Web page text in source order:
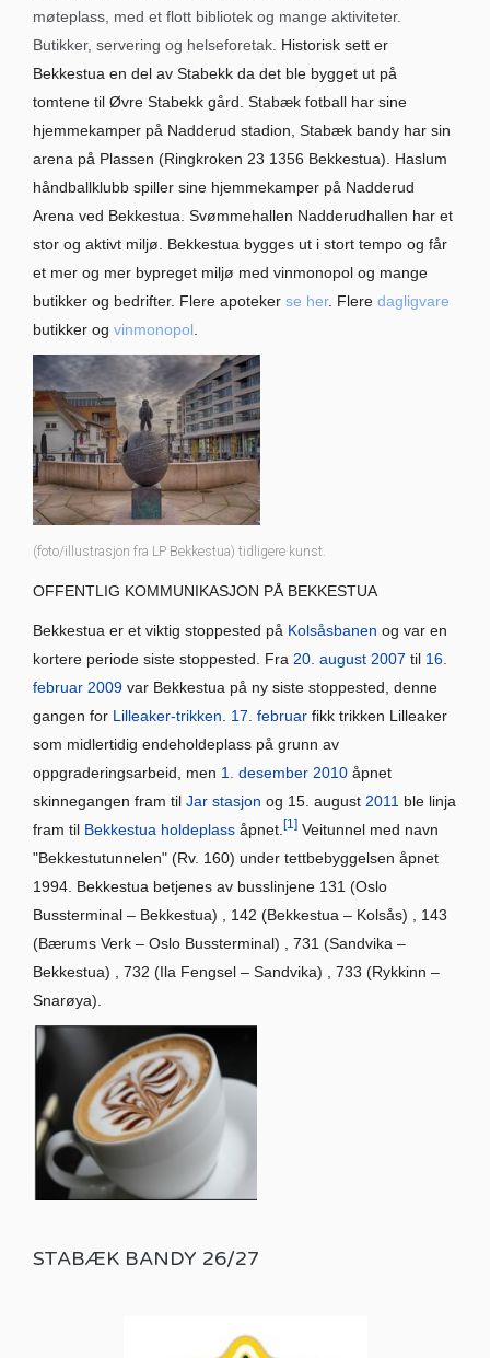
møteplass, med et flott bibliotek og mange aktiviteter.
Butikker, servering og helseforetak. Historisk sett er
Bekkestua en del av Stabekk da det ble bygget ut på
tomtene til Øvre Stabekk gård. Stabæk fotball har sine
hjemmekamper på Nadderud stadion, Stabæk bandy har sin
arena på Plassen (Ringkroken 23 1356 Bekkestua). Haslum
håndballklubb spiller sine hjemmekamper på Nadderud
Arena ved Bekkestua. Svømmehallen Nadderudhallen har et
stor og aktivt miljø. Bekkestua bygges ut i stort tempo og får
et mer og mer bypreget miljø med vinmonopol og mange
butikker og bedrifter. Flere apoteker se her. Flere dagligvare
butikker og vinmonopol
(foto/illustrasjon fra LP Bekkestua) tidligere kunst.
OFFENTLIG KOMMUNIKASJON PÅ BEKKESTUA
Bekkestua er et viktig stoppested på Kolsåsbanen og var en
kortere periode siste stoppested. Fra 20. august 2007 til 16.
februar 2009 var Bekkestua på ny siste stoppested, denne
gangen for Lilleaker-trikken 17. februar fikk trikken Lilleaker
som midlertidig endeholdeplass på grunn av
oppgraderingsarbeid, men 1. desember 2010 åpnet
skinnegangen fram til Jar stasjon og 15. august 2011 ble linja
fram til Bekkestua holdeplass åpnet. [1] Veitunnel med navn
"Bekkestutunnelen" (Rv. 160) under tettbebyggelsen åpnet
1994. Bekkestua betjenes av busslinjene 131 (Oslo
Bussterminal – Bekkestua) , 142 (Bekkestua – Kolsås) , 143
(Bærums Verk – Oslo Bussterminal) , 731 (Sandvika –
Bekkestua) , 732 (Ila Fengsel – Sandvika) , 733 (Rykkinn –
Snarøya).
STABÆK BANDY 26/27